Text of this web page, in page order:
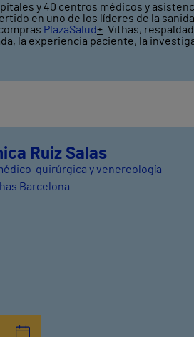
y 40 centros médicos y
en uno de los líderes de la
PlazaSalud+ . Vithas,
la experiencia paciente, la
Ruiz Salas
quirúrgica y venereología
Barcelona